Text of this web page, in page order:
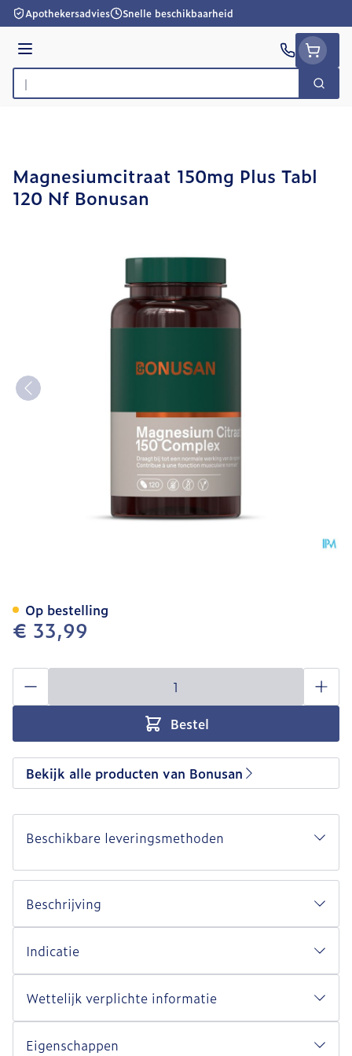
Ga naar de inhoud
Apothekersadvies Snelle beschikbaarheid
Menu
Product, merk, categorie...
Zoek
Magnesiumcitraat 150mg Plus Tabl
120 Nf Bonusan
€ 33,99
Aantal
Bestel
Op bestelling
Bekijk alle producten van Bonusan
Beschikbare leveringsmethoden
Beschrijving
Indicatie
Wettelijk verplichte informatie
Eigenschappen